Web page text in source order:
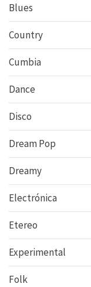
Blues
Country
Cumbia
Dance
Disco
Dream Pop
Dreamy
Electrónica
Etereo
Experimental
Folk